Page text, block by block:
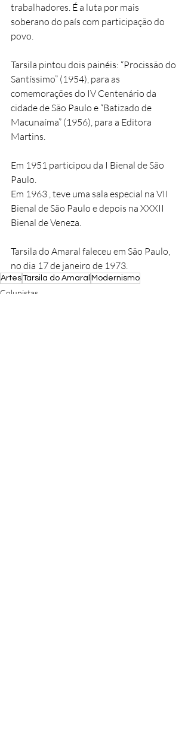
trabalhadores. É a luta por mais
soberano do país com participação do
povo.
Tarsila pintou dois painéis: “Procissão do
Santíssimo” (1954), para as
comemorações do IV Centenário da
cidade de São Paulo e “Batizado de
Macunaíma” (1956), para a Editora
Martins.
Em 1951 participou da I Bienal de São
Paulo.
Em 1963 , teve uma sala especial na VII
Bienal de São Paulo e depois na XXXII
Bienal de Veneza.
Tarsila do Amaral faleceu em São Paulo,
no dia 17 de janeiro de 1973.
ArtesTarsila do Amaral Modernismo
Colunistas